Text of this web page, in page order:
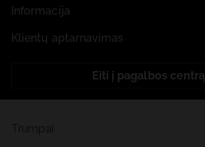
Informacija
Klientų aptarnavimas
Eiti į pagalbos centrą